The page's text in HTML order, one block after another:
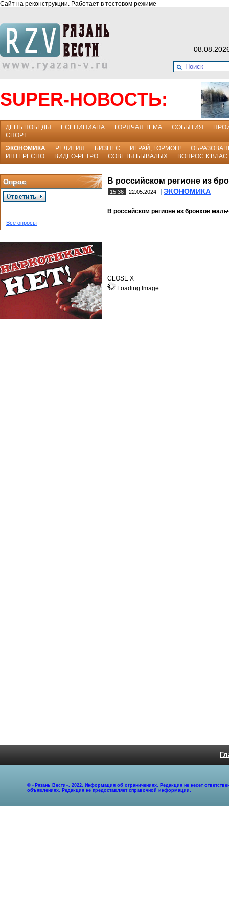
Сайт на реконструкции. Работает в тестовом режиме
SUPER-НОВОСТЬ:
ДЕНЬ ПОБЕДЫ ЕСЕНИНИАНА ГОРЯЧАЯ ТЕМА СОБЫТИЯ
СПОРТ
ЭКОНОМИКА
РЕЛИГИЯ БИЗНЕС ИГРАЙ, ГОРМОН!
ИНТЕРЕСНО
ВИДЕО-РЕТРО СОВЕТЫ БЫВАЛЫХ ВОПРОС К
Опрос
Все опросы
В российском регионе из
15:36 22.05.2024 ЭКОНОМИКА
В российском регионе из бронхов
CLOSE X
Loading Image...
© «Рязань Вести». 2022. Информация об ограничениях. Редакция не несет
объявлениях. Редакция не предоставляет справочной информации.